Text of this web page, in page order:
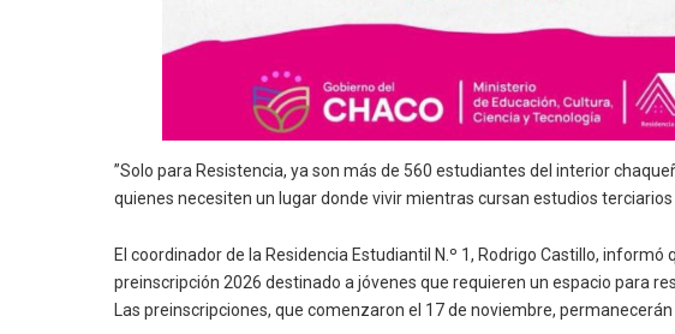
”Solo para Resistencia, ya son más de 560 estudiantes del interior
quienes necesiten un lugar donde vivir mientras cursan estudios
El coordinador de la Residencia Estudiantil N.º 1, Rodrigo Castillo,
preinscripción 2026 destinado a jóvenes que requieren un espacio para
Las preinscripciones, que comenzaron el 17 de noviembre,